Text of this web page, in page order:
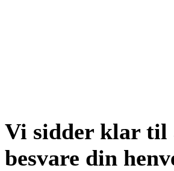
Vi sidder klar til
besvare din